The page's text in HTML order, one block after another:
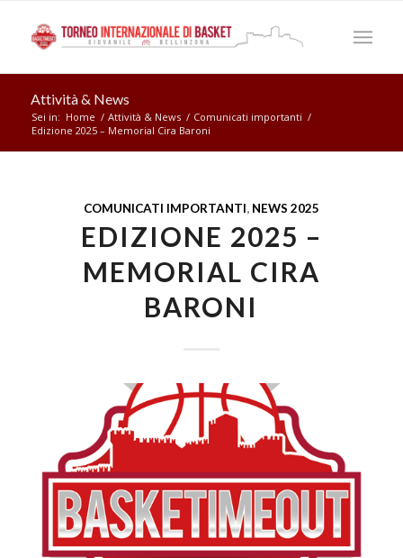
Attività & News
Sei in: Home / Attività & News / Comunicati importanti /
Edizione 2025 – Memorial Cira Baroni
COMUNICATI IMPORTANTI, NEWS 2025
EDIZIONE 2025 –
MEMORIAL CIRA
BARONI